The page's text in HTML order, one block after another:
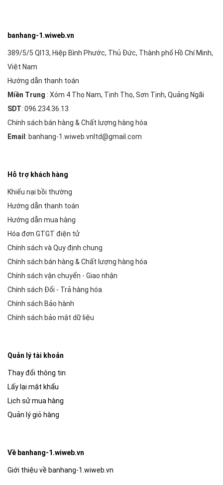
banhang-1.wiweb.vn
389/5/5 Ql13, Hiệp Bình Phước, Thủ Đức, Thành phố Hồ Chí Minh,
Việt Nam
Hướng dẫn thanh toán
Miền Trung : Xóm 4 Thọ Nam, Tịnh Thọ, Sơn Tịnh, Quảng Ngãi
SDT: 096.234.36.13
Chính sách bán hàng & Chất lượng hàng hóa
Email: banhang-1.wiweb.vnltd@gmail.com
Hỗ trợ khách hàng
Khiếu nại bồi thường
Hướng dẫn thanh toán
Hướng dẫn mua hàng
Hóa đơn GTGT điện tử
Chính sách và Quy định chung
Chính sách bán hàng & Chất lượng hàng hóa
Chính sách vận chuyển - Giao nhận
Chính sách Đổi - Trả hàng hóa
Chính sách Bảo hành
Chính sách bảo mật dữ liệu
Quản lý tài khoản
Thay đổi thông tin
Lấy lại mật khẩu
Lịch sử mua hàng
Quản lý giỏ hàng
Về banhang-1.wiweb.vn
Giới thiệu về banhang-1.wiweb.vn